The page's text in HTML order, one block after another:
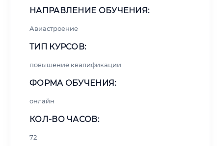
НАПРАВЛЕНИЕ ОБУЧЕНИЯ:
Авиастроение
ТИП КУРСОВ:
повышение квалификации
ФОРМА ОБУЧЕНИЯ:
онлайн
КОЛ-ВО ЧАСОВ:
72